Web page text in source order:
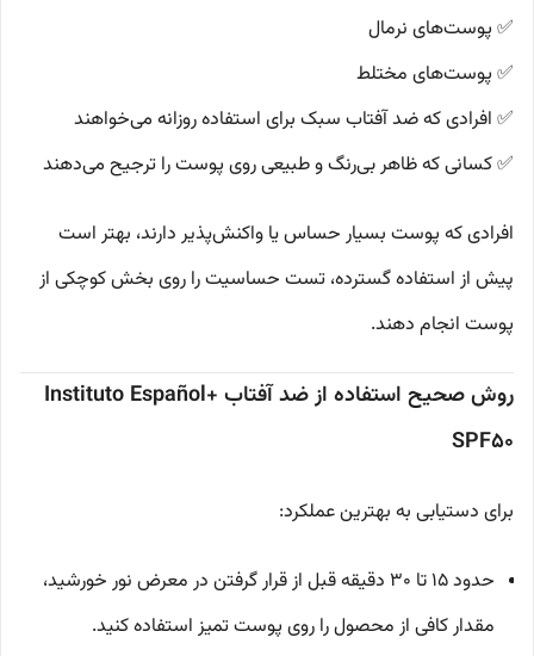
✅ پوست‌های نرمال
✅ پوست‌های مختلط
✅ افرادی که ضد آفتاب سبک برای استفاده روزانه می‌خواهند
✅ کسانی که ظاهر بی‌رنگ و طبیعی روی پوست را ترجیح می‌دهند
افرادی که پوست بسیار حساس یا واکنش‌پذیر دارند، بهتر است
پیش از استفاده گسترده، تست حساسیت را روی بخش کوچکی از
پوست انجام دهند.
روش صحیح استفاده از ضد آفتاب +Instituto Español
SPF50
برای دستیابی به بهترین عملکرد:
حدود ۱۵ تا ۳۰ دقیقه قبل از قرار گرفتن در معرض نور خورشید،
مقدار کافی از محصول را روی پوست تمیز استفاده کنید.